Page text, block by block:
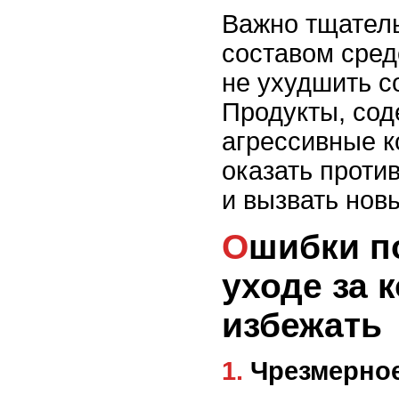
Важно
составом
не ухудшить
Продукты,
агрессивные
оказать
и вызвать
Ошибки подростков в
уходе за
избежать
1.